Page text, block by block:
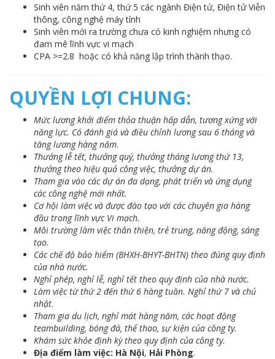
Sinh viên năm thứ 4, thứ 5 các ngành Điện tử, Điện tử Viễn
thông, công nghệ máy tính
Sinh viên mới ra trường chưa có kinh nghiệm nhưng có
đam mê lĩnh vực vi mạch
CPA >=2.8 hoặc có khả năng lập trình thành thạo.
QUYỀN LỢI CHUNG:
Mức lương khởi điểm thỏa thuận hấp dẫn, tương xứng với
năng lực. Có đánh giá và điều chỉnh lương sau 6 tháng và
tăng lương hàng năm.
Thưởng lễ tết, thưởng quý, thưởng tháng lương thứ 13,
thưởng theo hiệu quả công việc, thưởng dự án.
Tham gia vào các dự án đa dạng, phát triển và ứng dụng
các công nghệ mới nhất.
Cơ hội làm việc và được đào tạo với các chuyên gia hàng
đầu trong lĩnh vực Vi mạch.
Môi trường làm việc thân thiện, trẻ trung, năng động, sáng
tạo.
Các chế độ bảo hiểm (BHXH-BHYT-BHTN) theo đúng quy định
của nhà nước.
Nghỉ phép, nghỉ lễ, nghỉ tết theo quy định của nhà nước.
Làm việc từ thứ 2 đến thứ 6 hàng tuần. Nghỉ thứ 7 và chủ
nhật.
Tham gia du lịch, nghỉ mát hàng năm, các hoạt động
teambuilding, bóng đá, thể thao, sự kiện của công ty.
Khám sức khỏe định kỳ theo quy định của công ty.
Địa điểm làm việc: Hà Nội, Hải Phòng.